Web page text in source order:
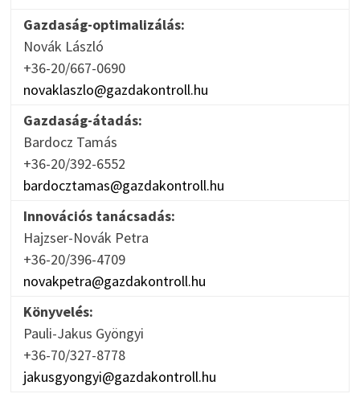
Gazdaság-optimalizálás:
Novák László
+36-20/667-0690
novaklaszlo@gazdakontroll.hu
Gazdaság-átadás:
Bardocz Tamás
+36-20/392-6552
bardocztamas@gazdakontroll.hu
Innovációs tanácsadás:
Hajzser-Novák Petra
+36-20/396-4709
novakpetra@gazdakontroll.hu
Könyvelés:
Pauli-Jakus Gyöngyi
+36-70/327-8778
jakusgyongyi@gazdakontroll.hu